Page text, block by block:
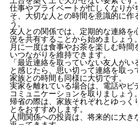
仕事やプライベートが忙しくなりが
そ、大切な人との時間を意識的に作
う。
友人との関係では、定期的な連絡を
況を共有することから始めましょう。
月に一度は食事やお茶を楽しむ時間
いつながりを維持できます。
「最近連絡を取っていない友人がい
と感じたら、思い切って連絡を取っ
家族との時間も同様に大切です。
実家を離れている場合は、電話やビ
コミュニケーションを取りましょう。
帰省の際は、家族それぞれとゆっく
とをおすすめします。
人間関係への投資は、将来的に大き